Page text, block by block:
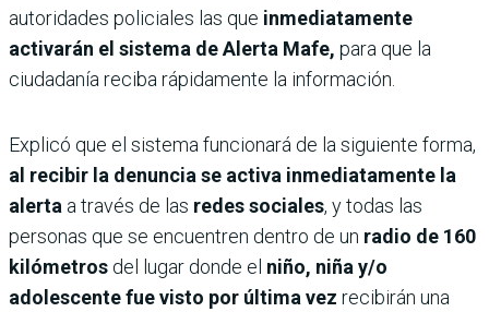
autoridades policiales las que inmediatamente
activarán el sistema de Alerta Mafe, para que la
ciudadanía reciba rápidamente la información.
Explicó que el sistema funcionará de la siguiente forma,
al recibir la denuncia se activa inmediatamente la
alerta a través de las redes sociales, y todas las
personas que se encuentren dentro de un radio de 160
kilómetros del lugar donde el niño, niña y/o
adolescente fue visto por última vez recibirán una